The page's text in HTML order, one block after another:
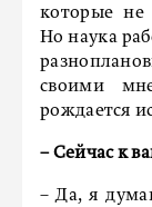
которые не
Но наука
своими
рождается
– Сейчас к
– Да, я